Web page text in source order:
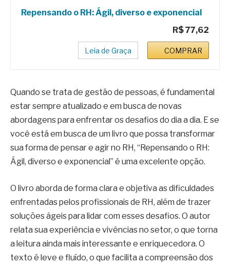
Repensando o RH: Ágil, diverso e exponencial
R$ 77,62
Leia de Graça COMPRAR
Quando se trata de gestão de pessoas, é fundamental
estar sempre atualizado e em busca de novas
abordagens para enfrentar os desafios do dia a dia. E se
você está em busca de um livro que possa transformar
sua forma de pensar e agir no RH, “Repensando o RH:
Ágil, diverso e exponencial” é uma excelente opção.
O livro aborda de forma clara e objetiva as dificuldades
enfrentadas pelos profissionais de RH, além de trazer
soluções ágeis para lidar com esses desafios. O autor
relata sua experiência e vivências no setor, o que torna
a leitura ainda mais interessante e enriquecedora. O
texto é leve e fluído, o que facilita a compreensão dos